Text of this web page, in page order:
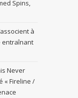
Spins,
à
entraînant
Never
« Fireline /